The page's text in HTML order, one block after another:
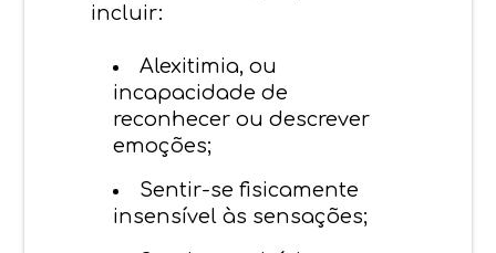
incluir:
Alexitimia, ou
incapacidade de
reconhecer ou descrever
emoções;
Sentir-se fisicamente
insensível às sensações;